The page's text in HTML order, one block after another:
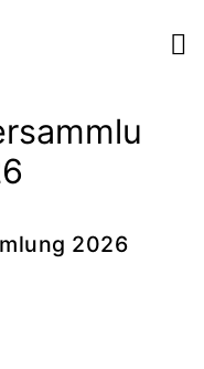
2026